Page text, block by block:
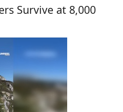
Survive at 8,000